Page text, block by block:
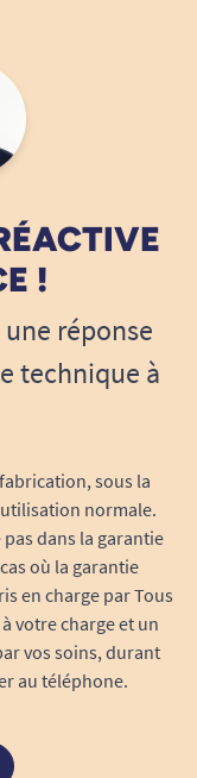
partie visible
et doit être
!
réponse
technique à
sous la
normale.
dans la garantie
où la garantie
en charge par Tous
votre charge et un
vos soins, durant
au téléphone.